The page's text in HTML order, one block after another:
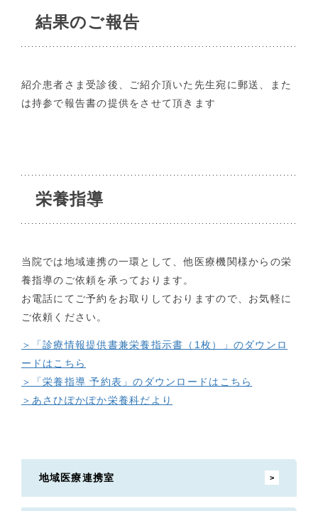
結果のご報告
紹介患者さま受診後、ご紹介頂いた先生宛に郵送、また
は持参で報告書の提供をさせて頂きます
栄養指導
当院では地域連携の一環として、他医療機関様からの栄
養指導のご依頼を承っております。
お電話にてご予約をお取りしておりますので、お気軽に
ご依頼ください。
＞「診療情報提供書兼栄養指示書（1枚）」のダウンロ
ードはこちら
＞「栄養指導 予約表」のダウンロードはこちら
＞あさひぽかぽか栄養科だより
地域医療連携室